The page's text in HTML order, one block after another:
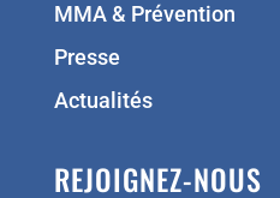
MMA & Prévention
Presse
Actualités
REJOIGNEZ-NOUS